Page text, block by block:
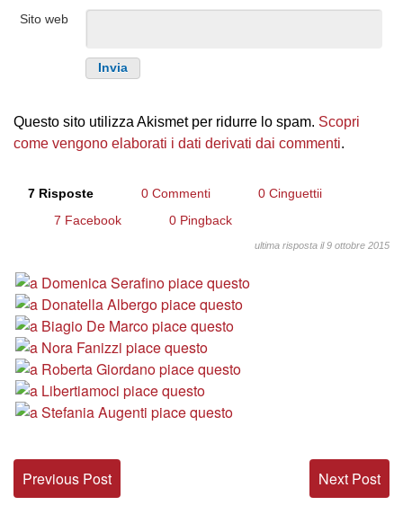
Sito web
Questo sito utilizza Akismet per ridurre lo spam. Scopri
come vengono elaborati i dati derivati dai commenti.
7 Risposte 0 Commenti
0 Cinguettii
7 Facebook
0 Pingback
ultima risposta il 9 ottobre 2015
Next Post
Previous Post